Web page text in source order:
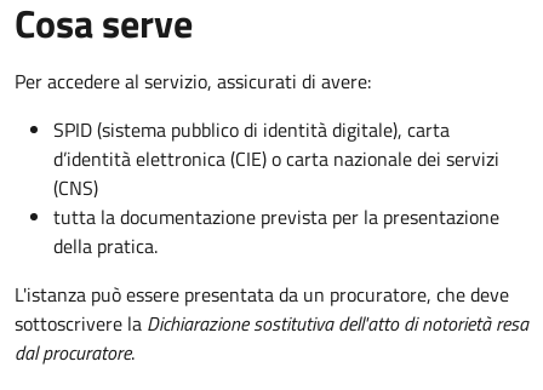
Cosa serve
Per accedere al servizio, assicurati di avere:
SPID (sistema pubblico di identità digitale), carta
d’identità elettronica (CIE) o carta nazionale dei servizi
(CNS)
tutta la documentazione prevista per la presentazione
della pratica.
L'istanza può essere presentata da un procuratore, che deve
sottoscrivere la Dichiarazione sostitutiva dell'atto di notorietà resa
dal procuratore.